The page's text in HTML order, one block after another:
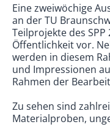
Eine zweiwöchige
an der TU
Teilprojekte des
Öffentlichkeit vor.
werden in diesem
und Impressionen
Rahmen der
Zu sehen sind
Materialproben,